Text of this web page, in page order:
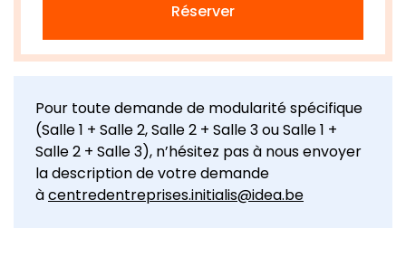
Réserver
Pour toute demande de modularité spécifique
(Salle 1 + Salle 2, Salle 2 + Salle 3 ou Salle 1 +
Salle 2 + Salle 3), n’hésitez pas à nous envoyer
la description de votre demande
àcentredentreprises.initialis@idea.be